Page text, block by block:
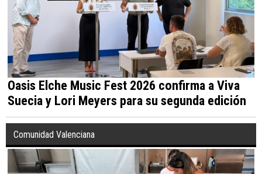
Oasis Elche Music Fest 2026 confirma a Viva
Suecia y Lori Meyers para su segunda edición
Comunidad Valenciana